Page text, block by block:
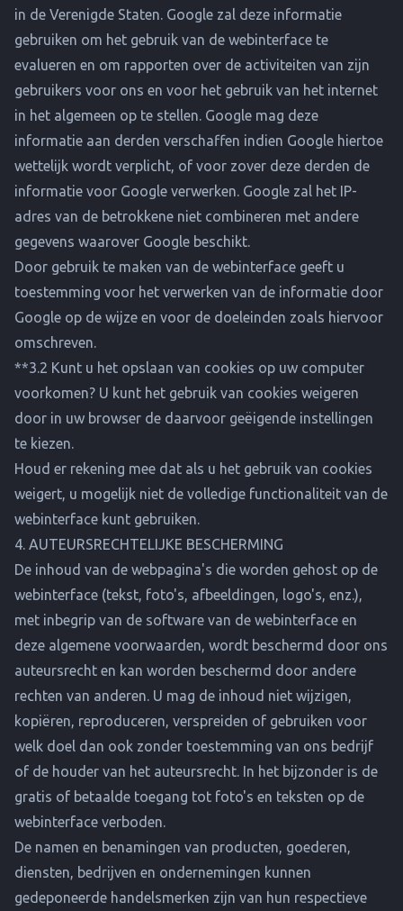
in de Verenigde Staten. Google zal deze informatie
gebruiken om het gebruik van de webinterface te
evalueren en om rapporten over de activiteiten van zijn
gebruikers voor ons en voor het gebruik van het internet
in het algemeen op te stellen. Google mag deze
informatie aan derden verschaffen indien Google hiertoe
wettelijk wordt verplicht, of voor zover deze derden de
informatie voor Google verwerken. Google zal het IP-
adres van de betrokkene niet combineren met andere
gegevens waarover Google beschikt.
Door gebruik te maken van de webinterface geeft u
toestemming voor het verwerken van de informatie door
Google op de wijze en voor de doeleinden zoals hiervoor
omschreven.
**3.2 Kunt u het opslaan van cookies op uw computer
voorkomen? U kunt het gebruik van cookies weigeren
door in uw browser de daarvoor geëigende instellingen
te kiezen.
Houd er rekening mee dat als u het gebruik van cookies
weigert, u mogelijk niet de volledige functionaliteit van de
webinterface kunt gebruiken.
4. AUTEURSRECHTELIJKE BESCHERMING
De inhoud van de webpagina's die worden gehost op de
webinterface (tekst, foto's, afbeeldingen, logo's, enz.),
met inbegrip van de software van de webinterface en
deze algemene voorwaarden, wordt beschermd door ons
auteursrecht en kan worden beschermd door andere
rechten van anderen. U mag de inhoud niet wijzigen,
kopiëren, reproduceren, verspreiden of gebruiken voor
welk doel dan ook zonder toestemming van ons bedrijf
of de houder van het auteursrecht. In het bijzonder is de
gratis of betaalde toegang tot foto's en teksten op de
webinterface verboden.
De namen en benamingen van producten, goederen,
diensten, bedrijven en ondernemingen kunnen
gedeponeerde handelsmerken zijn van hun respectieve